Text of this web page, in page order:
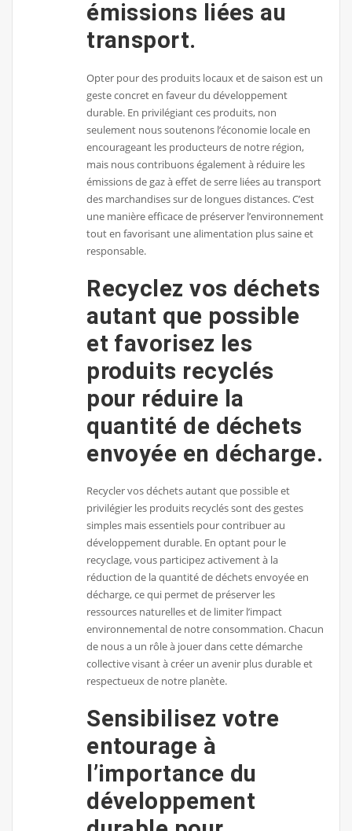
émissions liées au
transport.
Opter pour des produits locaux et de saison est un
geste concret en faveur du développement
durable. En privilégiant ces produits, non
seulement nous soutenons l’économie locale en
encourageant les producteurs de notre région,
mais nous contribuons également à réduire les
émissions de gaz à effet de serre liées au transport
des marchandises sur de longues distances. C’est
une manière efficace de préserver l’environnement
tout en favorisant une alimentation plus saine et
responsable.
Recyclez vos déchets
autant que possible
et favorisez les
produits recyclés
pour réduire la
quantité de déchets
envoyée en décharge.
Recycler vos déchets autant que possible et
privilégier les produits recyclés sont des gestes
simples mais essentiels pour contribuer au
développement durable. En optant pour le
recyclage, vous participez activement à la
réduction de la quantité de déchets envoyée en
décharge, ce qui permet de préserver les
ressources naturelles et de limiter l’impact
environnemental de notre consommation. Chacun
de nous a un rôle à jouer dans cette démarche
collective visant à créer un avenir plus durable et
respectueux de notre planète.
Sensibilisez votre
entourage à
l’importance du
développement